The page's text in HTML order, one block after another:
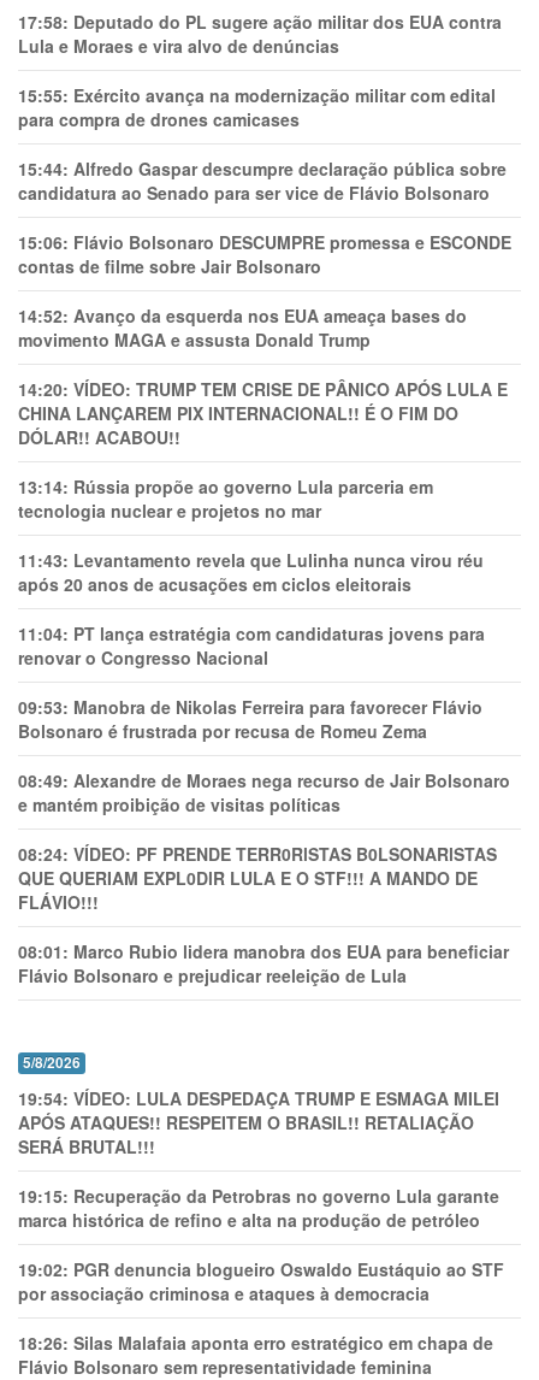
17:58: Deputado do PL sugere ação militar dos EUA contra
Lula e Moraes e vira alvo de denúncias
15:55: Exército avança na modernização militar com edital
para compra de drones camicases
15:44: Alfredo Gaspar descumpre declaração pública sobre
candidatura ao Senado para ser vice de Flávio Bolsonaro
15:06: Flávio Bolsonaro DESCUMPRE promessa e ESCONDE
contas de filme sobre Jair Bolsonaro
14:52: Avanço da esquerda nos EUA ameaça bases do
movimento MAGA e assusta Donald Trump
14:20: VÍDEO: TRUMP TEM CRlSE DE PÂNlCO APÓS LULA E
CHINA LANÇAREM PIX INTERNACIONAL!! É O FIM DO
DÓLAR!! ACABOU!!
13:14: Rússia propõe ao governo Lula parceria em
tecnologia nuclear e projetos no mar
11:43: Levantamento revela que Lulinha nunca virou réu
após 20 anos de acusações em ciclos eleitorais
11:04: PT lança estratégia com candidaturas jovens para
renovar o Congresso Nacional
09:53: Manobra de Nikolas Ferreira para favorecer Flávio
Bolsonaro é frustrada por recusa de Romeu Zema
08:49: Alexandre de Moraes nega recurso de Jair Bolsonaro
e mantém proibição de visitas políticas
08:24: VÍDEO: PF PRENDE TERR0RlSTAS B0LSONARlSTAS
QUE QUERIAM EXPL0DlR LULA E O STF!!! A MANDO DE
FLÁVIO!!!
08:01: Marco Rubio lidera manobra dos EUA para beneficiar
Flávio Bolsonaro e prejudicar reeleição de Lula
5/8/2026
19:54: VÍDEO: LULA DESPEDAÇA TRUMP E ESMAGA MILEI
APÓS ATAQUES!! RESPEITEM O BRASIL!! RETALIAÇÃO
SERÁ BRUTAL!!!
19:15: Recuperação da Petrobras no governo Lula garante
marca histórica de refino e alta na produção de petróleo
19:02: PGR denuncia blogueiro Oswaldo Eustáquio ao STF
por associação criminosa e ataques à democracia
18:26: Silas Malafaia aponta erro estratégico em chapa de
Flávio Bolsonaro sem representatividade feminina